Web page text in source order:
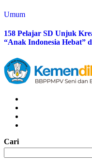
Umum
158 Pelajar SD Unjuk
“Anak Indonesia Hebat”
Cari